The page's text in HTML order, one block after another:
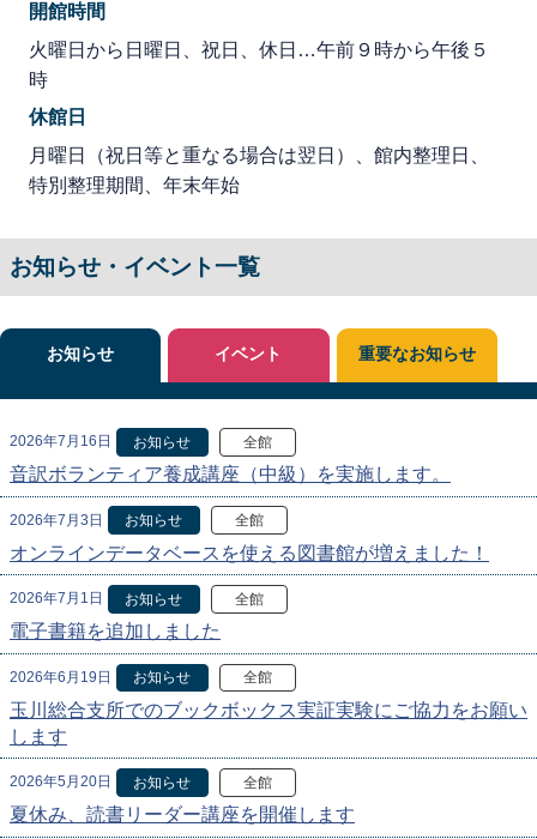
開館時間
火曜日から日曜日、祝日、休日…午前９時から午後５
時
休館日
月曜日（祝日等と重なる場合は翌日）、館内整理日、
特別整理期間、年末年始
お知らせ・イベント一覧
お知らせ
2026年7月16日 お知らせ 全館
音訳ボランティア養成講座（中級）を実施します。
2026年7月3日 お知らせ 全館
オンラインデータベースを使える図書館が増えました！
2026年7月1日 お知らせ 全館
電子書籍を追加しました
2026年6月19日 お知らせ 全館
玉川総合支所でのブックボックス実証実験にご協力をお願い
します
2026年5月20日 お知らせ 全館
夏休み、読書リーダー講座を開催します
イベント 重要なお知らせ